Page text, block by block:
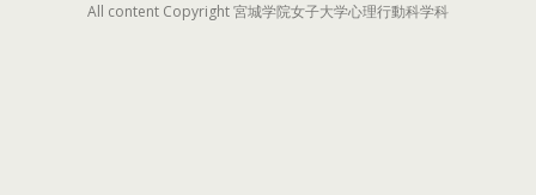
All content Copyright 宮城学院女子大学心理行動科学科